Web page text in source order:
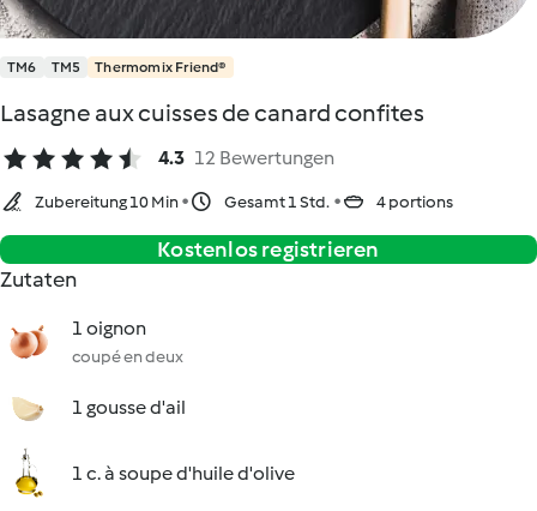
TM6 TM5 Thermomix Friend®
Lasagne aux cuisses de canard confites
4.3 12 Bewertungen
Zubereitung 10 Min Gesamt 1 Std. 4 portions
Kostenlos registrieren
Zutaten
1 oignon
coupé en deux
1 gousse d'ail
1 c. à soupe d'huile d'olive